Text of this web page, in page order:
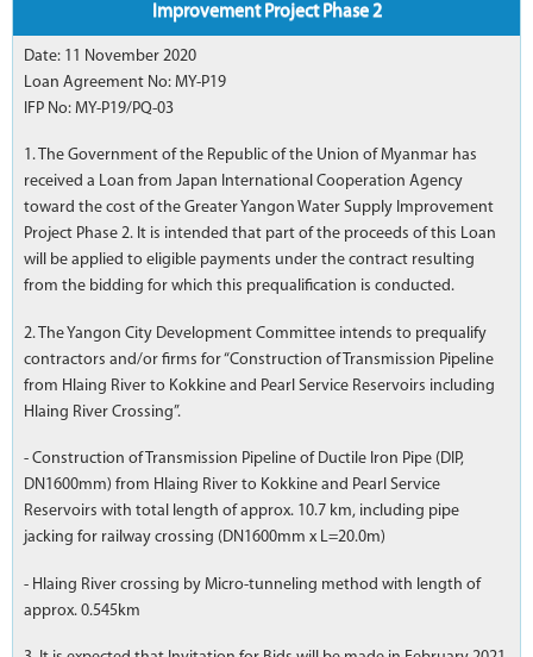
Improvement Project Phase 2
Date: 11 November 2020
Loan Agreement No: MY-P19
IFP No: MY-P19/PQ-03
1. The Government of the Republic of the Union of Myanmar has
received a Loan from Japan International Cooperation Agency
toward the cost of the Greater Yangon Water Supply Improvement
Project Phase 2. It is intended that part of the proceeds of this Loan
will be applied to eligible payments under the contract resulting
from the bidding for which this prequalification is conducted.
2. The Yangon City Development Committee intends to prequalify
contractors and/or firms for “Construction of Transmission Pipeline
from Hlaing River to Kokkine and Pearl Service Reservoirs including
Hlaing River Crossing”.
- Construction of Transmission Pipeline of Ductile Iron Pipe (DIP,
DN1600mm) from Hlaing River to Kokkine and Pearl Service
Reservoirs with total length of approx. 10.7 km, including pipe
jacking for railway crossing (DN1600mm x L=20.0m)
- Hlaing River crossing by Micro-tunneling method with length of
approx. 0.545km